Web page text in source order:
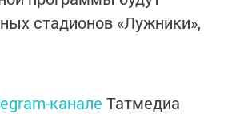
стадионов «Лужники»,
канале Татмедиа